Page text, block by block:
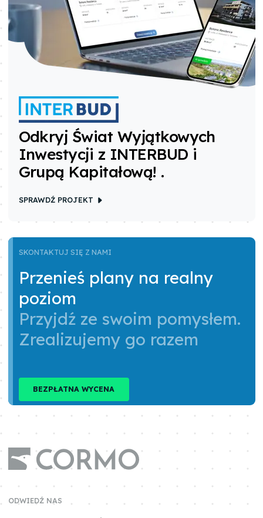
Odkryj Świat Wyjątkowych
Inwestycji z INTERBUD i
Grupą Kapitałową! .
SPRAWDŹ PROJEKT
SKONTAKTUJ SIĘ Z NAMI
Przenieś plany na realny
poziom
Przyjdź ze swoim pomysłem.
Zrealizujemy go razem
BEZPŁATNA WYCENA
ODWIEDŹ NAS